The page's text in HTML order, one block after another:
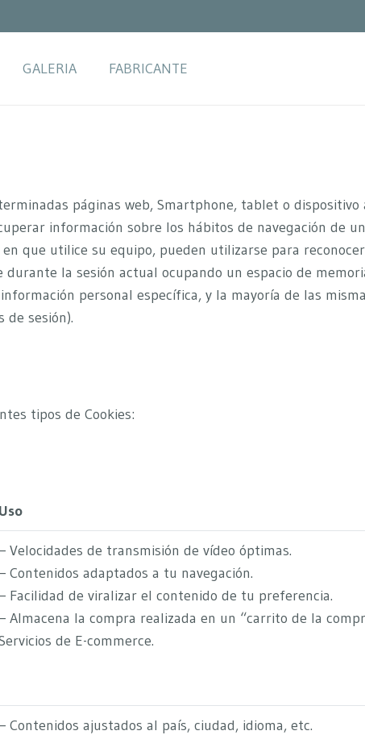
GALERIA FABRICANTE
páginas web, Smartphone, tablet o dispositivo
información sobre los hábitos de navegación de
que utilice su equipo, pueden utilizarse para
la sesión actual ocupando un espacio de
personal específica, y la mayoría de las
de sesión).
tipos de Cookies:
Uso
Velocidades de transmisión de vídeo óptimas.
Contenidos adaptados a tu navegación.
Facilidad de viralizar el contenido de tu preferencia.
Almacena la compra realizada en un “carrito de la
de E-commerce.
Contenidos ajustados al país, ciudad, idioma, etc.